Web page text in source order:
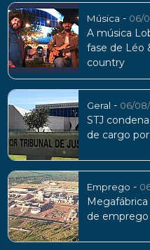
Música - 06/
A música
fase de Léo
country
Geral - 06/
STJ
de cargo
Emprego -
de